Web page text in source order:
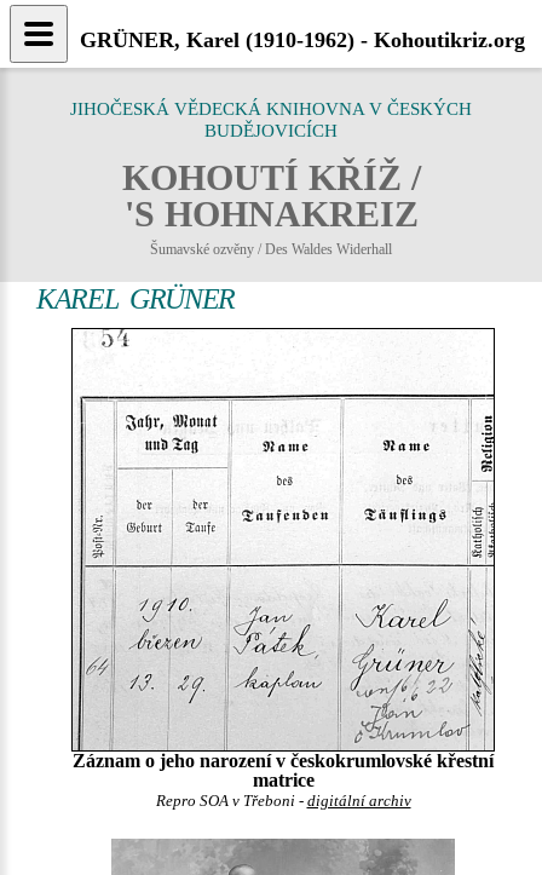
JIHOČESKÁ VĚDECKÁ KNIHOVNA V ČESKÝCH
BUDĚJOVICÍCH
KOHOUTÍ KŘÍŽ /
'S HOHNAKREIZ
Šumavské ozvěny / Des Waldes Widerhall
KAREL GRÜNER
Záznam o jeho narození v českokrumlovské křestní
matrice
Repro SOA v Třeboni - digitální archiv
GRÜNER, Karel (1910-1962) - Kohoutikriz.org